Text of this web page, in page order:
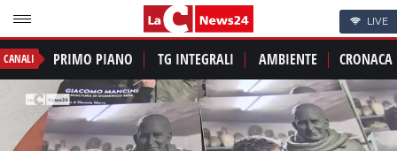
LIVE
CANALI PRIMO PIANO TG INTEGRALI AMBIENTE CRONACA